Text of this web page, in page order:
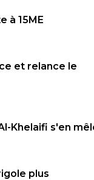
à 15ME
et relance le
Khelaifi s'en
plus